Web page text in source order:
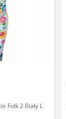
Folk 2 Biały L